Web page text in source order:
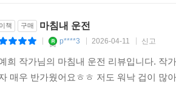
책 구매 마침내 운전
p****3 2026-04-11 신고
희 작가님의 마침내 운전 리뷰입니다. 작
매우 반가웠어요ㅎㅎ 저도 워낙 겁이 많